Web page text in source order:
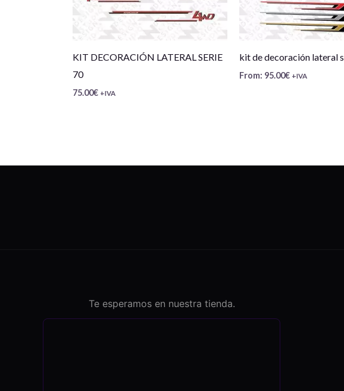
KIT DECORACIÓN LATERAL SERIE
70
75.00€ +IVA
kit de decoración lateral
From: 95.00€ +IVA
Te esperamos en nuestra tienda.